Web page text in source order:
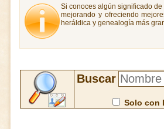
Si conoces algún significado
mejorando y ofreciendo
heráldica y genealogía más
Buscar
Solo con